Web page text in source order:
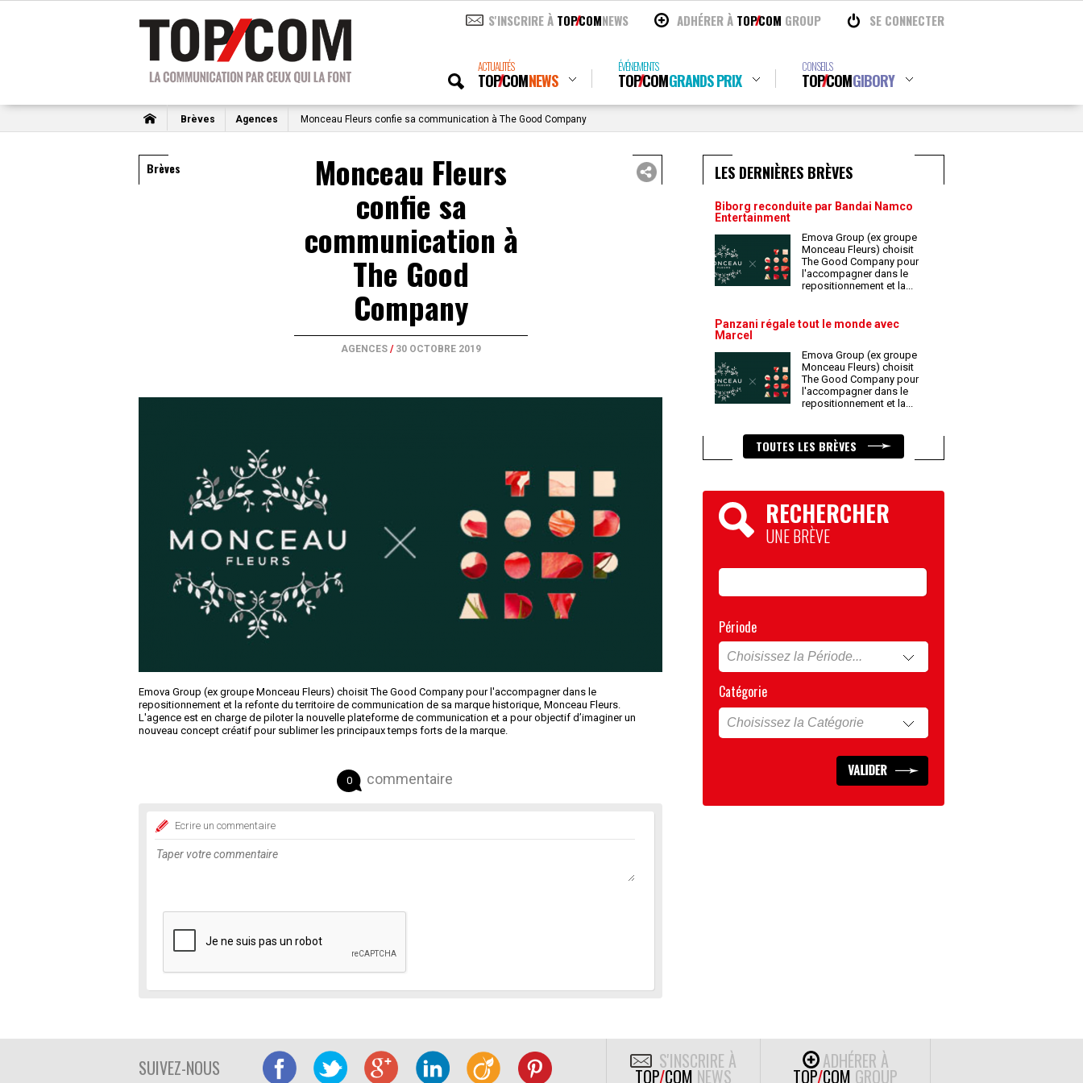
S'INSCRIRE À TOPCOMNEWS ADHÉRER À TOPCOM GROUP SE CONNECTER
ACTUALITÉS
TOPCOMNEWS
ÉVÉNEMENTS
TOPCOMGRANDS PRIX
CONSEILS
TOPCOMGIBORY
Brèves Agences Monceau Fleurs confie sa communication à The Good Company
Brèves Monceau Fleurs
confie sa
communication à
The Good
Company
AGENCES / 30 OCTOBRE 2019
Emova Group (ex groupe Monceau Fleurs) choisit The Good Company pour l'accompagner dans le
repositionnement et la refonte du territoire de communication de sa marque historique, Monceau Fleurs.
L'agence est en charge de piloter la nouvelle plateforme de communication et a pour objectif d’imaginer un
nouveau concept créatif pour sublimer les principaux temps forts de la marque.
0 commentaire
Ecrire un commentaire
LES DERNIÈRES BRÈVES
Biborg reconduite par Bandai Namco
Entertainment
Emova Group (ex groupe
Monceau Fleurs) choisit
The Good Company pour
l'accompagner dans le
repositionnement et la...
Panzani régale tout le monde avec
Marcel
Emova Group (ex groupe
Monceau Fleurs) choisit
The Good Company pour
l'accompagner dans le
repositionnement et la...
TOUTES LES BRÈVES
RECHERCHER
UNE BRÈVE
Période
Catégorie
SUIVEZ-NOUS S'INSCRIRE À
TOP/COM NEWS
ADHÉRER À
TOP/COM GROUP